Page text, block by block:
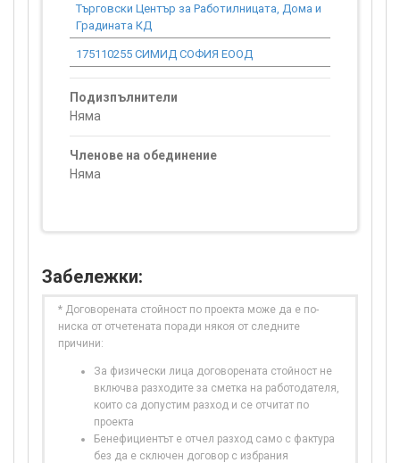
Търговски Център за Работилницата, Дома и
Градината КД
175110255 СИМИД СОФИЯ ЕООД
Подизпълнители
Няма
Членове на обединение
Няма
Забележки:
* Договорената стойност по проекта може да е по-
ниска от отчетената поради някоя от следните
причини:
За физически лица договорената стойност не
включва разходите за сметка на работодателя,
които са допустим разход и се отчитат по
проекта
Бенефициентът е отчел разход само с фактура
без да е сключен договор с избрания